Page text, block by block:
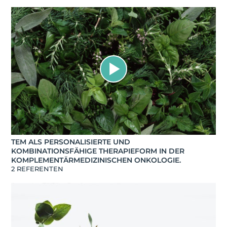
TEM ALS PERSONALISIERTE UND
KOMBINATIONSFÄHIGE THERAPIEFORM IN DER
KOMPLEMENTÄRMEDIZINISCHEN ONKOLOGIE.
2 REFERENTEN